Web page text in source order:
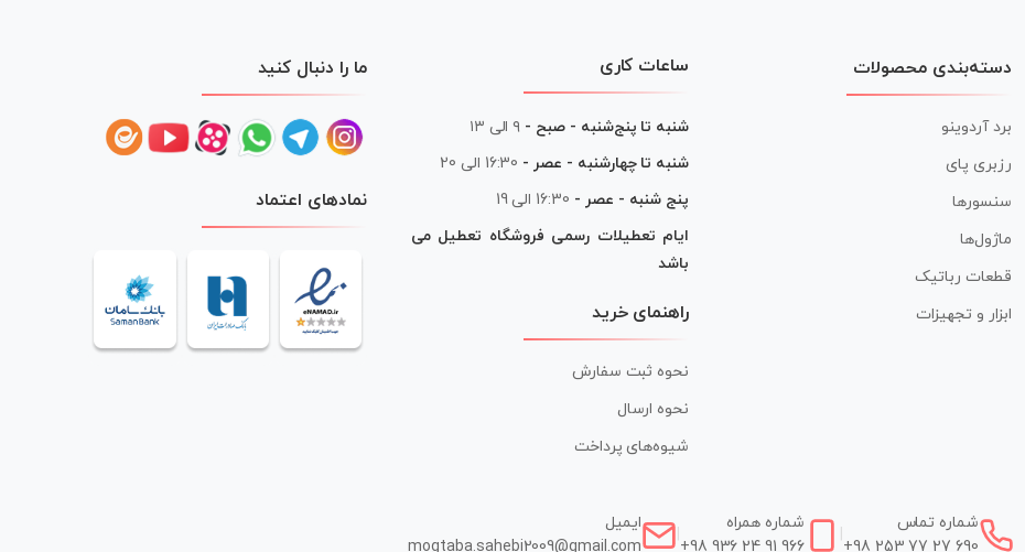
دسته‌بندی محصولات
برد آردوینو
رزبری پای
سنسورها
ماژول‌ها
قطعات رباتیک
ابزار و تجهیزات
ساعات کاری
شنبه تا پنج‌شنبه - صبح - ۹ الی ۱۳
شنبه تا چهارشنبه - عصر - 16:30 الی 20
پنج شنبه - عصر - 16:30 الی 19
ایام تعطیلات رسمی فروشگاه تعطیل می
باشد
راهنمای خرید
نحوه ثبت سفارش
نحوه ارسال
شیوه‌های پرداخت
ما را دنبال کنید
نمادهای اعتماد
شماره تماس
+98 253 77 27 690
شماره همراه
+98 936 24 91 966
ایمیل
mogtaba.sahebi2009@gmail.com